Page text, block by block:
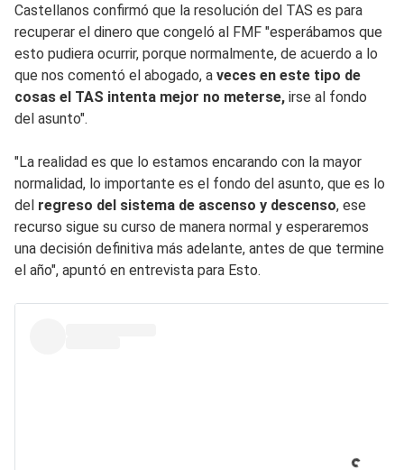
Castellanos confirmó que la resolución del TAS es para
recuperar el dinero que congeló al FMF "esperábamos que
esto pudiera ocurrir, porque normalmente, de acuerdo a lo
que nos comentó el abogado, a veces en este tipo de
cosas el TAS intenta mejor no meterse, irse al fondo
del asunto".
"La realidad es que lo estamos encarando con la mayor
normalidad, lo importante es el fondo del asunto, que es lo
del regreso del sistema de ascenso y descenso, ese
recurso sigue su curso de manera normal y esperaremos
una decisión definitiva más adelante, antes de que termine
el año", apuntó en entrevista para Esto.